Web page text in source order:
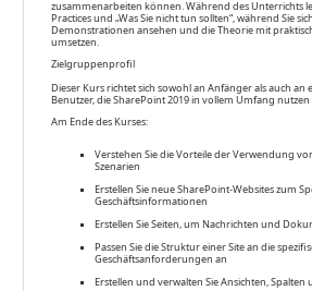
zusammenarbeiten können. Während des Unterrichts
Practices und „Was Sie nicht tun sollten“, während Sie
Demonstrationen ansehen und die Theorie mit
umsetzen.
Zielgruppenprofil
Dieser Kurs richtet sich sowohl an Anfänger als auch
Benutzer, die SharePoint 2019 in vollem Umfang
Am Ende des Kurses:
Verstehen Sie die Vorteile der Verwendung
Szenarien
Erstellen Sie neue SharePoint-Websites zum
Geschäftsinformationen
Erstellen Sie Seiten, um Nachrichten und
Passen Sie die Struktur einer Site an die
Geschäftsanforderungen an
Erstellen und verwalten Sie Ansichten, Spalten